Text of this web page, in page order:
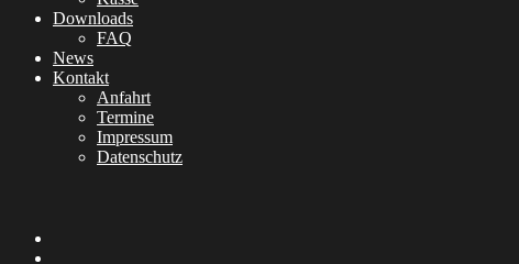
Downloads
FAQ
News
Kontakt
Anfahrt
Termine
Impressum
Datenschutz